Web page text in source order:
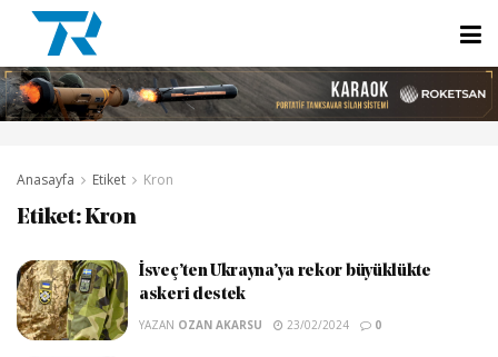
Anasayfa Etiket Kron
Etiket:Kron
İsveç’ten Ukrayna’ya rekor büyüklükte
askeri destek
YAZAN OZAN AKARSU 23/02/2024 0